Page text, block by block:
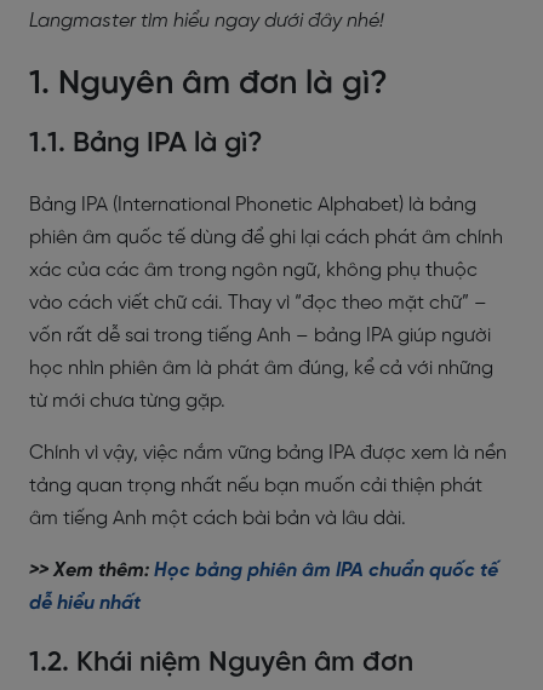
Langmaster tìm hiểu ngay dưới đây nhé!
1. Nguyên âm đơn là gì?
1.1. Bảng IPA là gì?
Bảng IPA (International Phonetic Alphabet) là bảng
phiên âm quốc tế dùng để ghi lại cách phát âm chính
xác của các âm trong ngôn ngữ, không phụ thuộc
vào cách viết chữ cái. Thay vì “đọc theo mặt chữ” –
vốn rất dễ sai trong tiếng Anh – bảng IPA giúp người
học nhìn phiên âm là phát âm đúng, kể cả với những
từ mới chưa từng gặp.
Chính vì vậy, việc nắm vững bảng IPA được xem là nền
tảng quan trọng nhất nếu bạn muốn cải thiện phát
âm tiếng Anh một cách bài bản và lâu dài.
>> Xem thêm: Học bảng phiên âm IPA chuẩn quốc tế
dễ hiểu nhất
1.2. Khái niệm Nguyên âm đơn